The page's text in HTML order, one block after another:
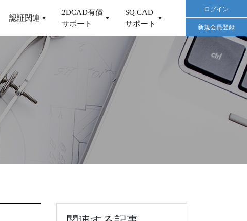
認証関連
2DCAD有償
サポート
SQ CAD
サポート
ログイン
新規会員登録